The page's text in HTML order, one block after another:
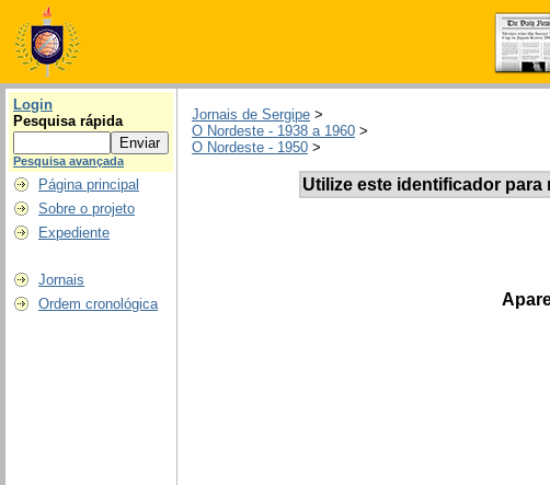
Login
Pesquisa rápida
Pesquisa avançada
Página principal
Sobre o projeto
Expediente
Jornais
Ordem cronológica
Jornais de Sergipe >
O Nordeste - 1938 a 1960 >
O Nordeste - 1950 >
Utilize este identificador para